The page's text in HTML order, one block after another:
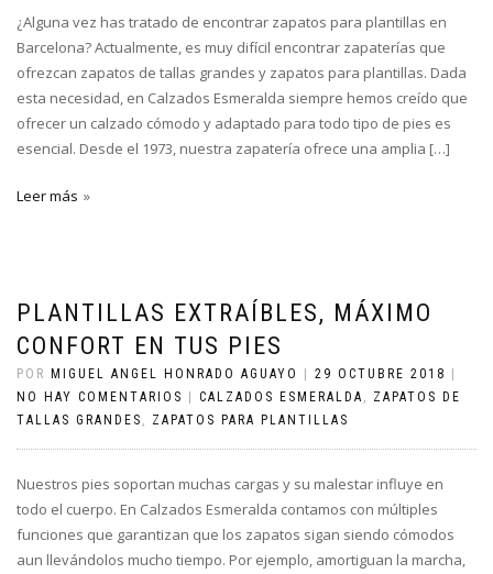
¿Alguna vez has tratado de encontrar zapatos para plantillas en
Barcelona? Actualmente, es muy difícil encontrar zapaterías que
ofrezcan zapatos de tallas grandes y zapatos para plantillas. Dada
esta necesidad, en Calzados Esmeralda siempre hemos creído que
ofrecer un calzado cómodo y adaptado para todo tipo de pies es
esencial. Desde el 1973, nuestra zapatería ofrece una amplia […]
Leer más
PLANTILLAS EXTRAÍBLES, MÁXIMO
CONFORT EN TUS PIES
POR MIGUEL ANGEL HONRADO AGUAYO 29 OCTUBRE 2018
NO HAY COMENTARIOS
CALZADOS ESMERALDA , ZAPATOS DE
TALLAS GRANDES , ZAPATOS PARA PLANTILLAS
Nuestros pies soportan muchas cargas y su malestar influye en
todo el cuerpo. En Calzados Esmeralda contamos con múltiples
funciones que garantizan que los zapatos sigan siendo cómodos
aun llevándolos mucho tiempo. Por ejemplo, amortiguan la marcha,